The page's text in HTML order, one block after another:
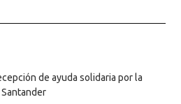
de ayuda solidaria por la